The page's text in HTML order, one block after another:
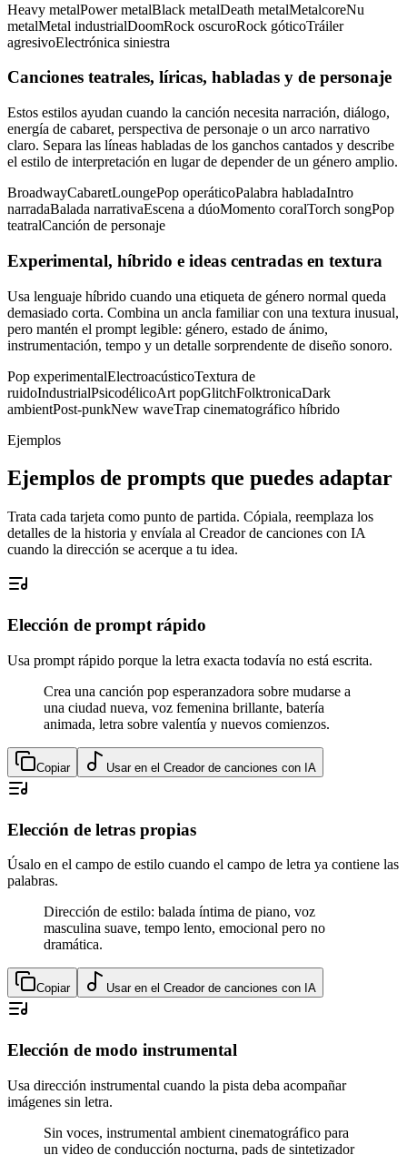
Heavy metalPower metalBlack metalDeath metalMetalcoreNu
metalMetal industrialDoomRock oscuroRock góticoTráiler
agresivoElectrónica siniestra
Canciones teatrales, líricas, habladas y de personaje
Estos estilos ayudan cuando la canción necesita narración, diálogo,
energía de cabaret, perspectiva de personaje o un arco narrativo
claro. Separa las líneas habladas de los ganchos cantados y describe
el estilo de interpretación en lugar de depender de un género amplio.
BroadwayCabaretLoungePop operáticoPalabra habladaIntro
narradaBalada narrativaEscena a dúoMomento coralTorch songPop
teatralCanción de personaje
Experimental, híbrido e ideas centradas en textura
Usa lenguaje híbrido cuando una etiqueta de género normal queda
demasiado corta. Combina un ancla familiar con una textura inusual,
pero mantén el prompt legible: género, estado de ánimo,
instrumentación, tempo y un detalle sorprendente de diseño sonoro.
Pop experimentalElectroacústicoTextura de
ruidoIndustrialPsicodélicoArt popGlitchFolktronicaDark
ambientPost-punkNew waveTrap cinematográfico híbrido
Ejemplos
Ejemplos de prompts que puedes adaptar
Trata cada tarjeta como punto de partida. Cópiala, reemplaza los
detalles de la historia y envíala al Creador de canciones con IA
cuando la dirección se acerque a tu idea.
Elección de prompt rápido
Usa prompt rápido porque la letra exacta todavía no está escrita.
Crea una canción pop esperanzadora sobre mudarse a
una ciudad nueva, voz femenina brillante, batería
animada, letra sobre valentía y nuevos comienzos.
Copiar Usar en el Creador de canciones con IA
Elección de letras propias
Úsalo en el campo de estilo cuando el campo de letra ya contiene las
palabras.
Dirección de estilo: balada íntima de piano, voz
masculina suave, tempo lento, emocional pero no
dramática.
Copiar Usar en el Creador de canciones con IA
Elección de modo instrumental
Usa dirección instrumental cuando la pista deba acompañar
imágenes sin letra.
Sin voces, instrumental ambient cinematográfico para
un video de conducción nocturna, pads de sintetizador